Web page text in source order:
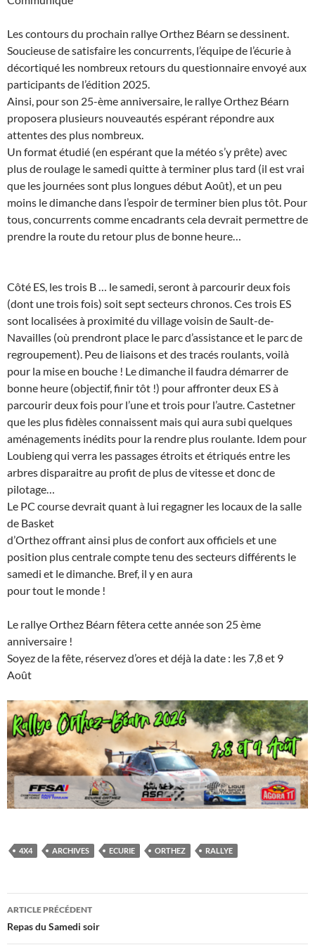
Les contours du prochain rallye Orthez Béarn se dessinent.
Soucieuse de satisfaire les concurrents, l’équipe de l’écurie à
décortiqué les nombreux retours du questionnaire envoyé aux
participants de l’édition 2025.
Ainsi, pour son 25-ème anniversaire, le rallye Orthez Béarn
proposera plusieurs nouveautés espérant répondre aux
attentes des plus nombreux.
Un format étudié (en espérant que la météo s’y prête) avec
plus de roulage le samedi quitte à terminer plus tard (il est vrai
que les journées sont plus longues début Août), et un peu
moins le dimanche dans l’espoir de terminer bien plus tôt. Pour
tous, concurrents comme encadrants cela devrait permettre de
prendre la route du retour plus de bonne heure…
Côté ES, les trois B … le samedi, seront à parcourir deux fois
(dont une trois fois) soit sept secteurs chronos. Ces trois ES
sont localisées à proximité du village voisin de Sault-de-
Navailles (où prendront place le parc d’assistance et le parc de
regroupement). Peu de liaisons et des tracés roulants, voilà
pour la mise en bouche ! Le dimanche il faudra démarrer de
bonne heure (objectif, finir tôt !) pour affronter deux ES à
parcourir deux fois pour l’une et trois pour l’autre. Castetner
que les plus fidèles connaissent mais qui aura subi quelques
aménagements inédits pour la rendre plus roulante. Idem pour
Loubieng qui verra les passages étroits et étriqués entre les
arbres disparaitre au profit de plus de vitesse et donc de
pilotage…
Le PC course devrait quant à lui regagner les locaux de la salle
de Basket
d’Orthez offrant ainsi plus de confort aux officiels et une
position plus centrale compte tenu des secteurs différents le
samedi et le dimanche. Bref, il y en aura
pour tout le monde !
Le rallye Orthez Béarn fêtera cette année son 25 ème
anniversaire !
Soyez de la fête, réservez d’ores et déjà la date : les 7,8 et 9
Août
4X4 ARCHIVES ECURIE ORTHEZ RALLYE
Navigation
des
ARTICLE PRÉCÉDENT
Repas du Samedi soir